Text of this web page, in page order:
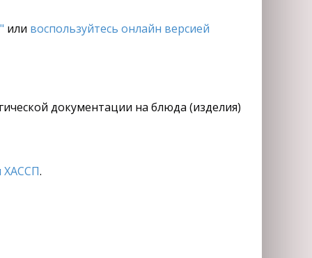
или воспользуйтесь онлайн версией
документации на блюда (изделия)
ХАССП.